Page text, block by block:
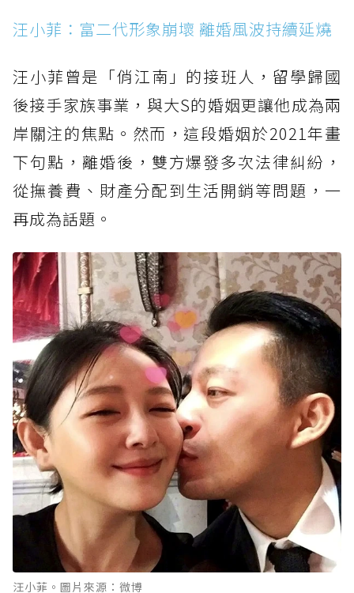
汪小菲：富二代形象崩壞 離婚風波持續延燒
汪小菲曾是「俏江南」的接班人，留學歸國
後接手家族事業，與大S的婚姻更讓他成為兩
岸關注的焦點。然而，這段婚姻於2021年畫
下句點，離婚後，雙方爆發多次法律糾紛，
從撫養費、財產分配到生活開銷等問題，一
再成為話題。
汪小菲。圖片來源：微博